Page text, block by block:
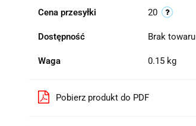
Cena przesyłki 20
Dostępność Brak towaru
Waga 0.15 kg
Pobierz produkt do PDF